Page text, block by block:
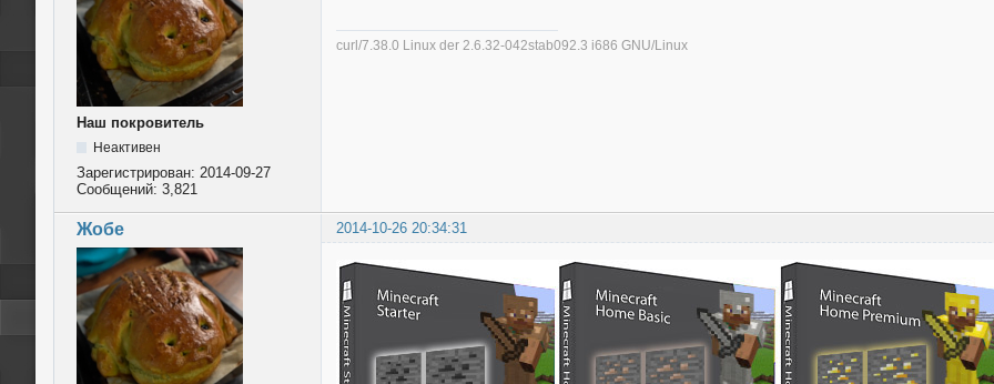
Наш покровитель
Неактивен
Зарегистрирован: 2014-09-27
Сообщений: 3,821
curl/7.38.0 Linux der 2.6.32-042stab092.3 i686 GNU/Linux
Жобе 2014-10-26 20:34:31